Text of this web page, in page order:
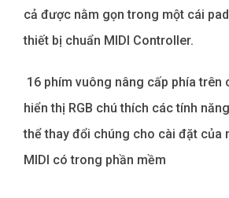
cả được nằm gọn trong một cái
thiết bị chuẩn MIDI Controller.
16 phím vuông nâng cấp phía trên
hiển thị RGB chú thích các tính
thể thay đổi chúng cho cài đặt của
MIDI có trong phần mềm